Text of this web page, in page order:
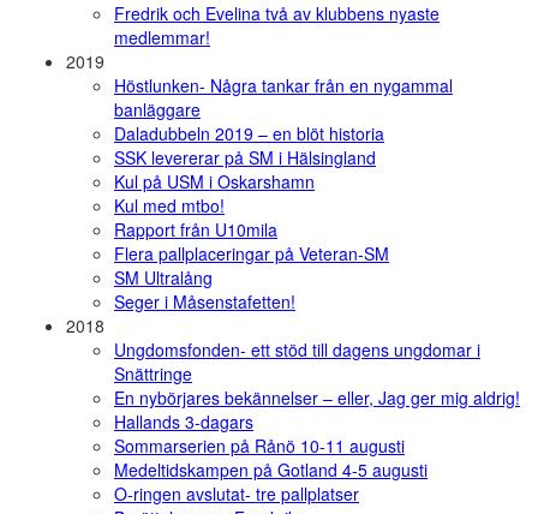
Fredrik och Evelina två av klubbens nyaste
medlemmar!
2019
Höstlunken- Några tankar från en nygammal
banläggare
Daladubbeln 2019 – en blöt historia
SSK levererar på SM i Hälsingland
Kul på USM i Oskarshamn
Kul med mtbo!
Rapport från U10mila
Flera pallplaceringar på Veteran-SM
SM Ultralång
Seger i Måsenstafetten!
2018
Ungdomsfonden- ett stöd till dagens ungdomar i
Snättringe
En nybörjares bekännelser – eller, Jag ger mig aldrig!
Hallands 3-dagars
Sommarserien på Rånö 10-11 augusti
Medeltidskampen på Gotland 4-5 augusti
O-ringen avslutat- tre pallplatser